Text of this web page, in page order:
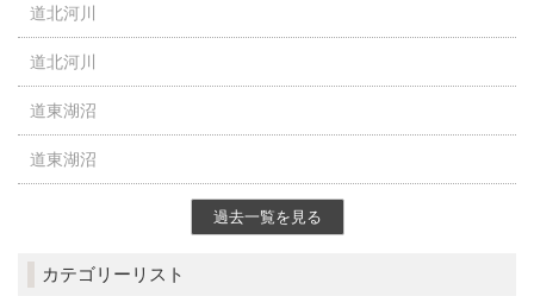
道北河川
道北河川
道東湖沼
道東湖沼
過去一覧を見る
カテゴリーリスト